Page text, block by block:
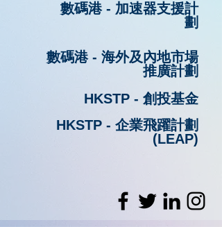
數碼港 - 加速器支援計
劃
數碼港 - 海外及內地市場
推廣計劃
HKSTP - 創投基金
HKSTP - 企業飛躍計劃
(LEAP)